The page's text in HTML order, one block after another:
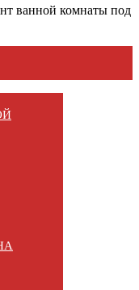
ванной комнаты под